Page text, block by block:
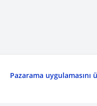
Pazarama